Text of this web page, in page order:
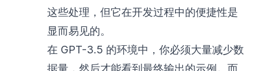
这些处理，但它在开发过程中的便捷性是
显而易见的。
在 GPT-3.5 的环境中，你必须大量减少数
据量，然后才能看到最终输出的示例。而